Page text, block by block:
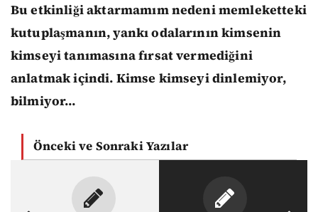
Bu etkinliği aktarmamım nedeni memleketteki
kutuplaşmanın, yankı odalarının kimsenin
kimseyi tanımasına fırsat vermediğini
anlatmak içindi. Kimse kimseyi dinlemiyor,
bilmiyor…
Önceki ve Sonraki Yazılar